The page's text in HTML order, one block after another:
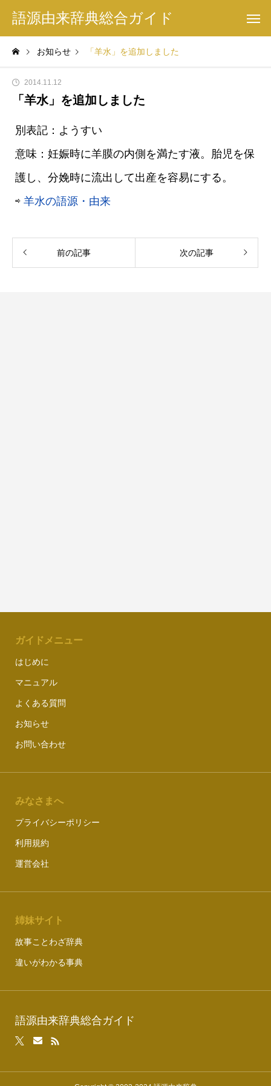
語源由来辞典総合ガイド
お知らせ 「羊水」を追加しました
2014.11.12
「羊水」を追加しました
別表記：ようすい
意味：妊娠時に羊膜の内側を満たす液。胎児を保
護し、分娩時に流出して出産を容易にする。
⇨ 羊水の語源・由来
前の記事 次の記事
ガイドメニュー
はじめに
マニュアル
よくある質問
お知らせ
お問い合わせ
みなさまへ
プライバシーポリシー
利用規約
運営会社
姉妹サイト
故事ことわざ辞典
違いがわかる事典
語源由来辞典総合ガイド